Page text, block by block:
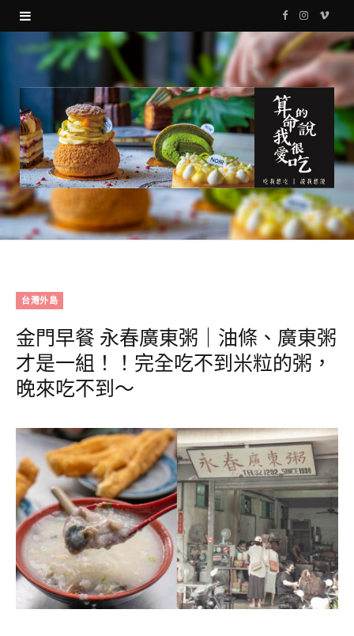
F
a
c
e
b
o
k
I
s
g
r
a
V
i
台灣外島
金門早餐 永春廣東粥｜油條、廣東粥
才是一組！！完全吃不到米粒的粥，
晚來吃不到～